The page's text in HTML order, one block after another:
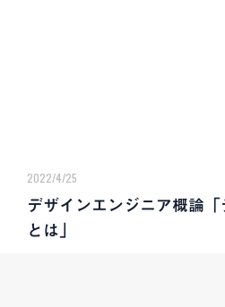
2022/4/25
デザインエンジニア概論
とは」